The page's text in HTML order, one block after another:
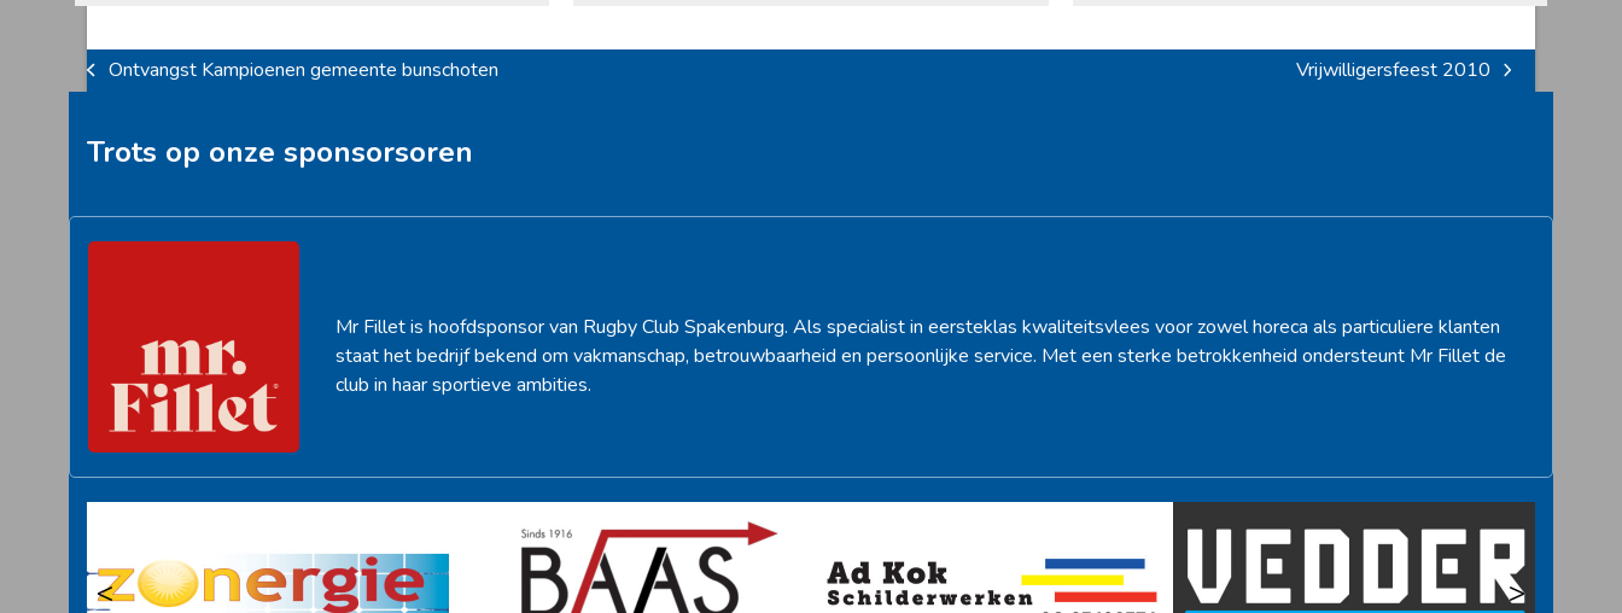
previous
Ontvangst Kampioenen gemeente bunschoten
next
Vrijwilligersfeest 2010
Trots op onze sponsorsoren
Mr Fillet is hoofdsponsor van Rugby Club Spakenburg. Als specialist in eersteklas kwaliteitsvlees voor zowel horeca als particuliere klanten
staat het bedrijf bekend om vakmanschap, betrouwbaarheid en persoonlijke service. Met een sterke betrokkenheid ondersteunt Mr Fillet de
club in haar sportieve ambities.
< >